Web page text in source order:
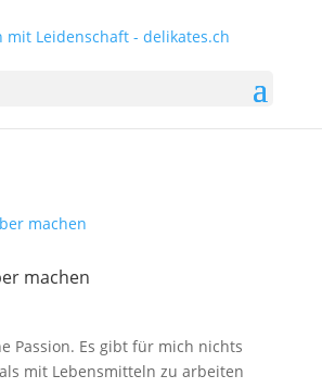
machen
Passion. Es gibt für mich nichts
mit Lebensmitteln zu arbeiten